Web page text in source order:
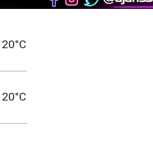
20°C
20°C